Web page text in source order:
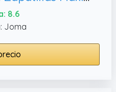
8.6
Joma